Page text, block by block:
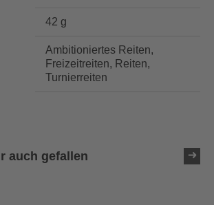
42 g
Ambitioniertes Reiten,
Freizeitreiten, Reiten,
Turnierreiten
auch gefallen